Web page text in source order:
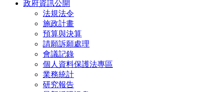
政府資訊公開
法規法令
施政計畫
預算與決算
請願訴願處理
會議記錄
個人資料保護法專區
業務統計
研究報告